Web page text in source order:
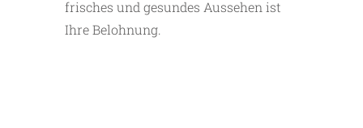
frisches und gesundes Aussehen ist
Ihre Belohnung.